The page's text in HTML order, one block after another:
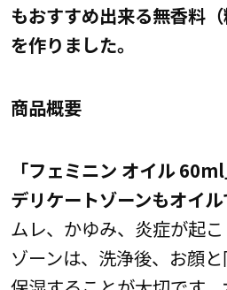
もおすすめ出来る無香料
を作りました。
商品概要
「フェミニン オイル 60ml
デリケートゾーンもオイ
ムレ、かゆみ、炎症が起
ゾーンは、洗浄後、お顔